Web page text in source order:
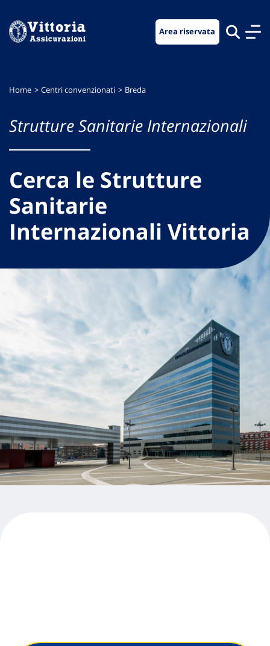
menu
contenuto
footer
Area riservata
Home Centri convenzionati Breda
Strutture Sanitarie Internazionali
Cerca le Strutture
Sanitarie
Internazionali Vittoria